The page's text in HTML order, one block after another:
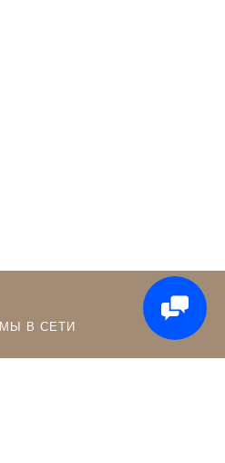
МЫ В СЕТИ